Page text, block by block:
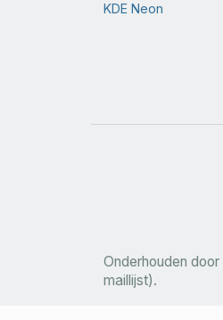
KDE Neon
Onderhouden door
maillijst).